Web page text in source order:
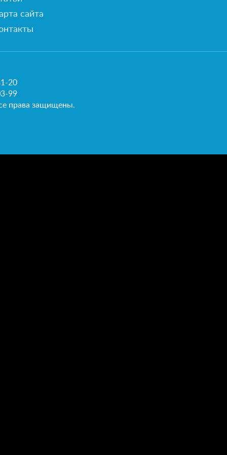
сайта
20
99
права защищены.